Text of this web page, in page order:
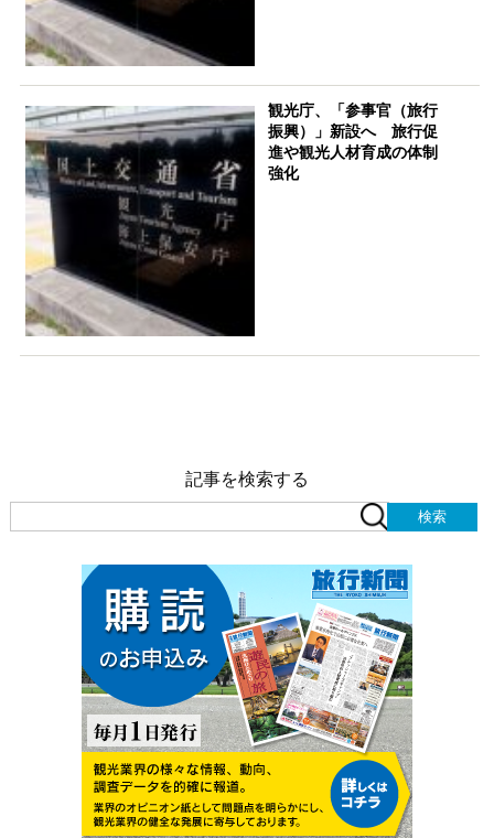
観光庁、「参事官（旅行
振興）」新設へ 旅行促
進や観光人材育成の体制
強化
記事を検索する